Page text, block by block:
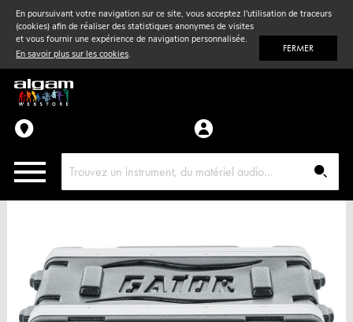
En poursuivant votre navigation sur ce site, vous acceptez l'utilisation de traceurs
(cookies) afin de réaliser des statistiques anonymes de visites
et vous fournir une expérience de navigation personnalisée.
En savoir plus sur les cookies. FERMER
Vent& Violon
Accessoires
Pièces détachées